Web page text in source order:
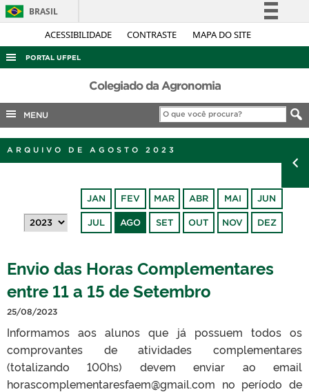
ACESSIBILIDADE CONTRASTE MAPA DO SITE
BRASIL
Simplifique!
Legislação
Canais
PORTAL UFPEL
ACESSO À INFORMAÇÃO
AUDITORIA
COBALTO
CONCURSOS
OUVIDORIA
TELEFONES
Colegiado da Agronomia
MENU
ARQUIVO DE AGOSTO 2023
JAN FEV MAR ABR MAI JUN
JUL AGO SET OUT NOV DEZ
Envio das Horas Complementares
entre 11 a 15 de Setembro
25/08/2023
Informamos aos alunos que já possuem todos os
comprovantes de atividades complementares
(totalizando 100hs) devem enviar ao email
horascomplementaresfaem@gmail.com no período de